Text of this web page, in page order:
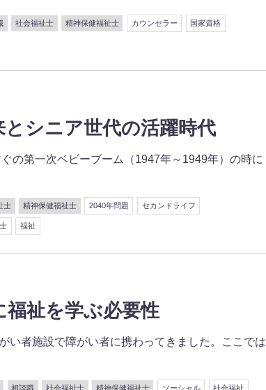
社会福祉士 精神保健福祉士 カウンセラー 国家資格
シニア世代の活躍時代
の第一次ベビーブーム（1947年～1949年）の時に
士 精神保健福祉士 2040年問題 セカンドライフ
福祉
祉を学ぶ必要性
い者施設で障がい者に携わってきました。ここでは
相談職 社会福祉士 精神保健福祉士 ソーシャル 社会福祉